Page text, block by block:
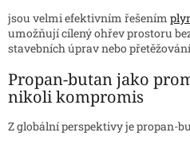
jsou velmi efektivním řešením
umožňují cílený ohřev prostoru
stavebních úprav nebo
Propan-butan jako
nikoli kompromis
Z globální perspektivy je propan-